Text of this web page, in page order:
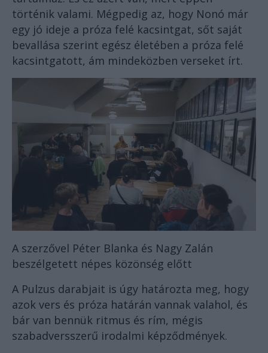
történik valami. Mégpedig az, hogy Nonó már
egy jó ideje a próza felé kacsintgat, sőt saját
bevallása szerint egész életében a próza felé
kacsintgatott, ám mindeközben verseket írt.
A szerzővel Péter Blanka és Nagy Zalán
beszélgetett népes közönség előtt
A Pulzus darabjait is úgy határozta meg, hogy
azok vers és próza határán vannak valahol, és
bár van bennük ritmus és rím, mégis
szabadversszerű irodalmi képződmények.